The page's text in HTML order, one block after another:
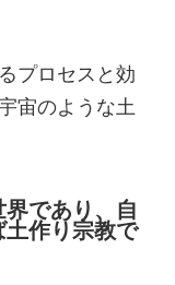
プロセスと効
宙のような土
であり、自
作り宗教で